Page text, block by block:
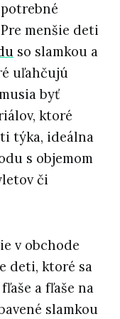
menšie deti
so slamkou a
uľahčujú
byť
ktoré
týka, ideálna
s objemom
či
v obchode
deti, ktoré sa
a fľaše na
slamkou